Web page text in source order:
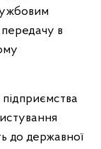
в
до державної